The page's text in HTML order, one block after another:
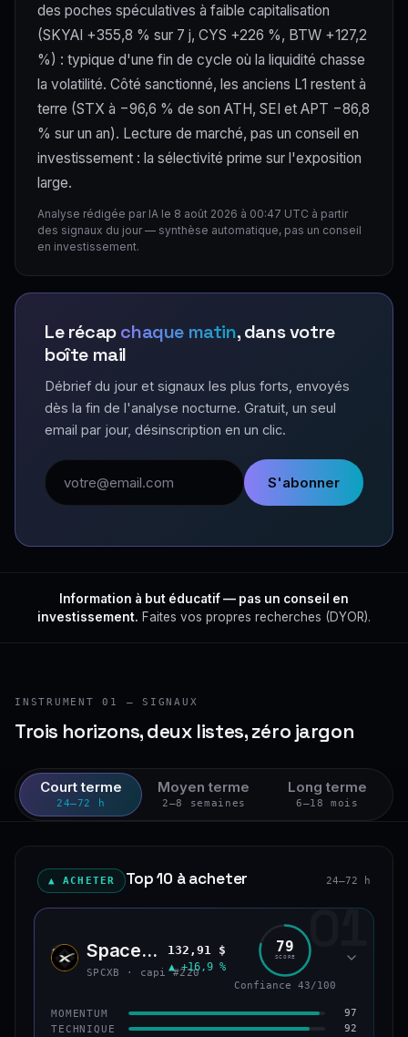
des poches spéculatives à faible capitalisation
(SKYAI +355,8 % sur 7 j, CYS +226 %, BTW +127,2
%) : typique d'une fin de cycle où la liquidité chasse
la volatilité. Côté sanctionné, les anciens L1 restent à
terre (STX à −96,6 % de son ATH, SEI et APT −86,8
% sur un an). Lecture de marché, pas un conseil en
investissement : la sélectivité prime sur l'exposition
large.
Analyse rédigée par IA le 8 août 2026 à 00:47 UTC à partir
des signaux du jour — synthèse automatique, pas un conseil
en investissement.
Le récapchaque matin, dans votre
boîte mail
Débrief du jour et signaux les plus forts, envoyés
dès la fin de l'analyse nocturne. Gratuit, un seul
email par jour, désinscription en un clic.
Adresse email
S'abonner
Information à but éducatif — pas un conseil en
investissement. Faites vos propres recherches (DYOR).
INSTRUMENT 01 — SIGNAUX
Trois horizons, deux listes, zéro jargon
Court terme
24–72 h
Moyen terme
2–8 semaines
Long terme
6–18 mois
▲ ACHETER Top 10 à acheter 24–72 h
01
SPCX SpaceX (bStocks Tokenized Stock)
SPCXB · capi #220
132,91 $
▲ +16,9 %
79
SCORE
Confiance 43/100
MOMENTUM 97
TECHNIQUE 92